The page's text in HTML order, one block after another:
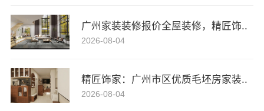
广州家装装修报价全屋装修，精匠饰..
2026-08-04
精匠饰家：广州市区优质毛坯房家装..
2026-08-04